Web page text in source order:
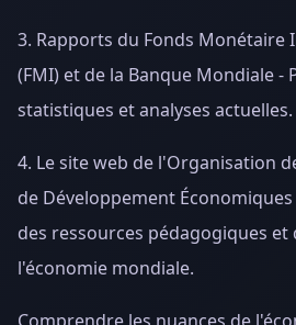
3. Rapports du Fonds Monétaire
(FMI) et de la Banque Mondiale -
statistiques et analyses actuelles.
4. Le site web de l'Organisation
de Développement Économiques
des ressources pédagogiques
l'économie mondiale.